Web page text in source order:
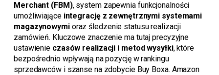
Merchant (FBM), system zapewnia funkcjonalności
umożliwiające integrację z zewnętrznymi systemami
magazynowymioraz śledzenie statusu realizacji
zamówień. Kluczowe znaczenie ma tutaj precyzyjne
ustawienie czasów realizacji i metod wysyłki, które
bezpośrednio wpływają na pozycję w rankingu
sprzedawców i szanse na zdobycie Buy Boxa. Amazon